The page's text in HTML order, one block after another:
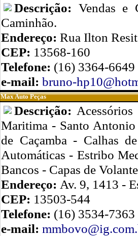
Descrição: Vendas e
Caminhão.
Endereço: Rua Ilton
CEP: 13568-160
Telefone: (16) 3364-
e-mail: bruno-
Max Auto Peças
Descrição:
Maritima - Santo Antonio
de Caçamba - Calhas
Automáticas - Estribo
Bancos - Capas de
Endereço: Av. 9, 1413 -
CEP: 13503-544
Telefone: (16) 3534-7363
e-mail: